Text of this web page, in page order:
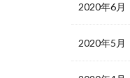
2020年6月
2020年5月